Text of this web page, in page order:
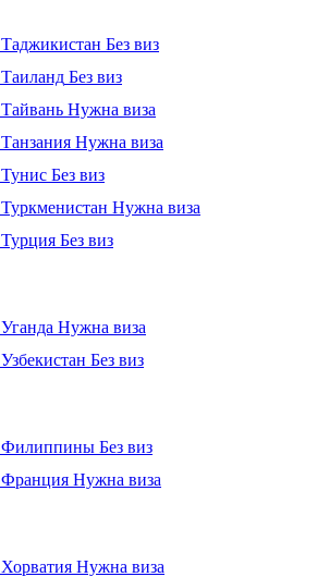
Таджикистан Без виз
Таиланд Без виз
Тайвань Нужна виза
Танзания Нужна виза
Тунис Без виз
Туркменистан Нужна виза
Турция Без виз
Уганда Нужна виза
Узбекистан Без виз
Филиппины Без виз
Франция Нужна виза
Хорватия Нужна виза